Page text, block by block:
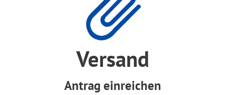
Versand
Antrag einreichen